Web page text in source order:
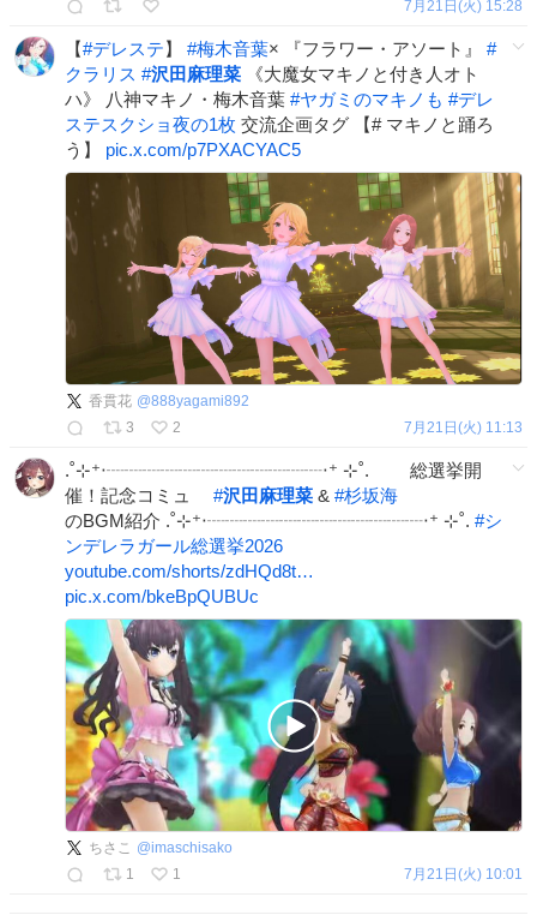
7月21日(火) 15:28
【#デレステ】 #梅木音葉× 『フラワー・アソート』 #
クラリス #沢田麻理菜 《大魔女マキノと付き人オト
ハ》 八神マキノ・梅木音葉 #ヤガミのマキノも #デレ
ステスクショ夜の1枚 交流企画タグ 【# マキノと踊ろ
う】 pic.x.com/p7PXACYAC5
香貫花 @888yagami892
3
2 7月21日(火) 11:13
.˚⊹⁺‧┈┈┈┈┈┈┈┈┈┈┈┈‧⁺ ⊹˚. 総選挙開
催！記念コミュ #沢田麻理菜 & #杉坂海
のBGM紹介 .˚⊹⁺‧┈┈┈┈┈┈┈┈┈┈┈┈‧⁺ ⊹˚. #シ
ンデレラガール総選挙2026
youtube.com/shorts/zdHQd8t…
pic.x.com/bkeBpQUBUc
ちさこ @imaschisako
1
1 7月21日(火) 10:01